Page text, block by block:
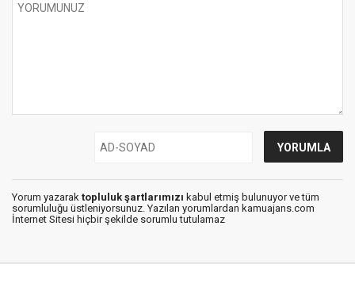
Yorum yazarak topluluk şartlarımızı kabul etmiş bulunuyor ve tüm
sorumluluğu üstleniyorsunuz. Yazılan yorumlardan kamuajans.com
İnternet Sitesi hiçbir şekilde sorumlu tutulamaz